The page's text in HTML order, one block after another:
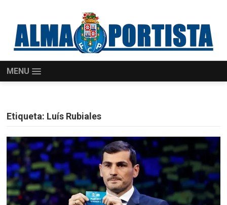
MENU
Etiqueta: Luís Rubiales